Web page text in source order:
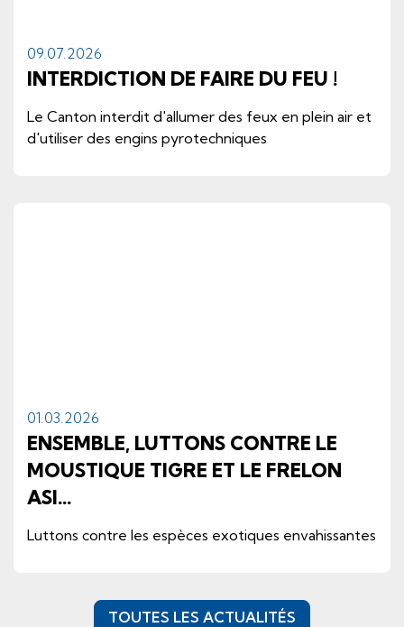
09.07.2026
INTERDICTION DE FAIRE DU FEU !
Le Canton interdit d'allumer des feux en plein air et
d'utiliser des engins pyrotechniques
01.03.2026
ENSEMBLE, LUTTONS CONTRE LE
MOUSTIQUE TIGRE ET LE FRELON
ASI...
Luttons contre les espèces exotiques envahissantes
TOUTES LES ACTUALITÉS